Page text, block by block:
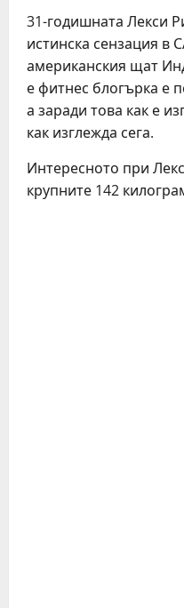
31-годишната Лекси
истинска сензация в
американския щат
е фитнес блогърка е
а заради това как е
как изглежда сега.
Интересното при
крупните 142